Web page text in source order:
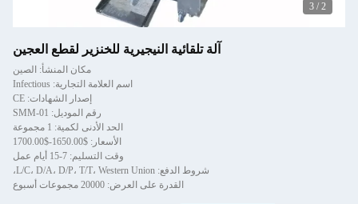
2
/
3
آلة تلقائية النيجيرية للخنزير لقطع العجين
مكان المنشأ: الصين
اسم العلامة التجارية: Infectious
إصدار الشهادات: CE
رقم الموديل: SMM-01
الحد الأدنى لكمية: 1 مجموعة
الأسعار: $1650.00-$1700.00
وقت التسليم: 7-15 أيام عمل
شروط الدفع: L/C، D/A، D/P، T/T، Western Union،
القدرة على العرض: 20000 مجموعات أسبوع